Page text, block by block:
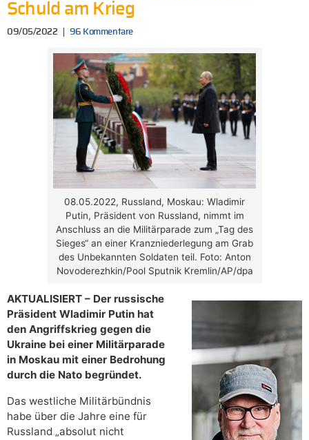
Schuld am Krieg
09/05/2022 96 Kommentare
08.05.2022, Russland, Moskau: Wladimir
Putin, Präsident von Russland, nimmt im
Anschluss an die Militärparade zum „Tag des
Sieges“ an einer Kranzniederlegung am Grab
des Unbekannten Soldaten teil. Foto: Anton
Novoderezhkin/Pool Sputnik Kremlin/AP/dpa
AKTUALISIERT – Der russische
Präsident Wladimir Putin hat
den Angriffskrieg gegen die
Ukraine bei einer Militärparade
in Moskau mit einer Bedrohung
durch die Nato begründet.
Das westliche Militärbündnis
habe über die Jahre eine für
Russland „absolut nicht